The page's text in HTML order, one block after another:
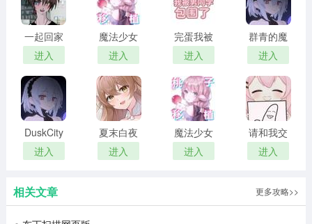
pvz融合版2.1.4最新版图鉴
一起回家
吧 汉化版
进入
魔法少女
露娜的灾
难 官方正
版
进入
完蛋我被
男同学包
围了 完整
版
进入
群青的魔
女 2026最
新版
进入
DuskCity
汉化版
进入
夏末白夜
进入
魔法少女
露娜的灾
难 安卓移
进入
请和我交
往吧孙笑
川前辈
版
进入
相关文章 更多攻略>>